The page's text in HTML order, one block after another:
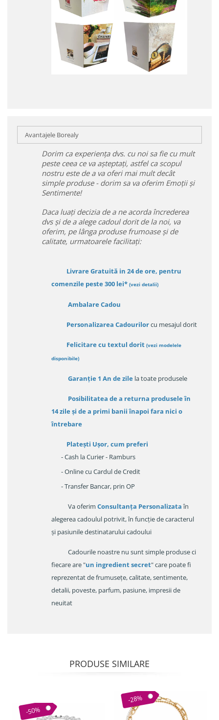
Avantajele Borealy
Dorim ca experiența dvs. cu noi sa fie cu mult
peste ceea ce va așteptați, astfel ca scopul
nostru este de a va oferi mai mult decât
simple produse - dorim sa va oferim Emoții și
Sentimente!
Daca luați decizia de a ne acorda încrederea
dvs și de a alege cadoul dorit de la noi, va
oferim, pe lânga produse frumoase și de
calitate, urmatoarele facilitați:
Livrare Gratuită in 24 de ore, pentru
comenzile peste 300 lei* (vezi detalii)
Ambalare Cadou
Personalizarea Cadourilorcu mesajul dorit
Felicitare cu textul dorit (vezi modelele
disponibile)
Garanție 1 An de zile la toate produsele
Posibilitatea de a returna produsele în
14 zileși de a primi banii înapoi fara nici o
întrebare
Platești Ușor, cum preferi
- Cash la Curier - Ramburs
- Online cu Cardul de Credit
- Transfer Bancar, prin OP
Va oferim Consultanța Personalizataîn
alegerea cadoulul potrivit, în funcție de caracterul
și pasiunile destinatarului cadoului
Cadourile noastre nu sunt simple produse ci
fiecare are "un ingredient secret" care poate fi
reprezentat de frumusețe, calitate, sentimente,
detalii, poveste, parfum, pasiune, impresii de
neuitat
PRODUSE SIMILARE
-50%
-28%